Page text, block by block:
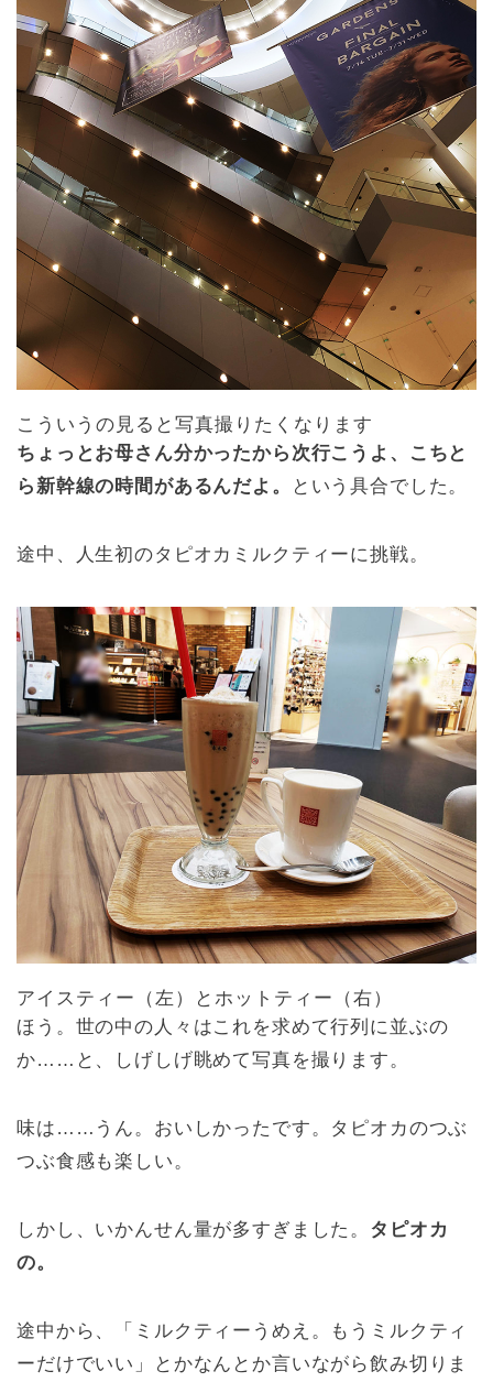
こういうの見ると写真撮りたくなります
ちょっとお母さん分かったから次行こうよ、こちと
ら新幹線の時間があるんだよ。
という具合でした。
途中、人生初のタピオカミルクティーに挑戦。
アイスティー（左）とホットティー（右）
ほう。世の中の人々はこれを求めて行列に並ぶの
か……と、しげしげ眺めて写真を撮ります。
味は……うん。おいしかったです。タピオカのつぶ
つぶ食感も楽しい。
しかし、いかんせん量が多すぎました。 タピオカ
の。
途中から、「ミルクティーうめえ。もうミルクティ
ーだけでいい」とかなんとか言いながら飲み切りま